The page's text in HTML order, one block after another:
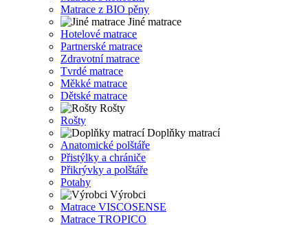
Matrace z BIO pěny
Jiné matrace
Hotelové matrace
Partnerské matrace
Zdravotní matrace
Tvrdé matrace
Měkké matrace
Dětské matrace
Rošty
Rošty
Doplňky matrací
Anatomické polštáře
Přistýlky a chrániče
Přikrývky a polštáře
Potahy
Výrobci
Matrace VISCOSENSE
Matrace TROPICO